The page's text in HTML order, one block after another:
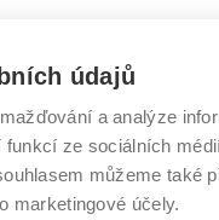
VYSOKÉ UČENÍ
Antonínská 548/1
602 00 Brno
údajů
a analýze
ze sociálních
můžeme také
marketingové účely.